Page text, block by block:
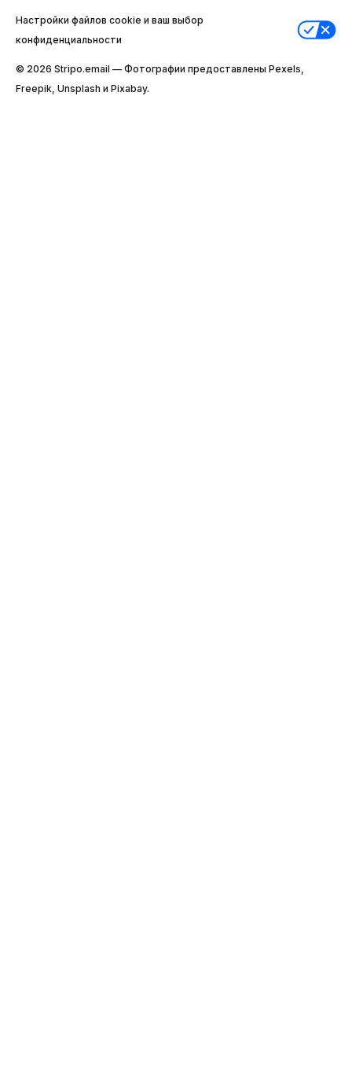
Настройки файлов cookie и ваш выбор
конфиденциальности
© 2026 Stripо.email — Фотографии предоставлены Pexels,
Freepik, Unsplash и Pixabay.